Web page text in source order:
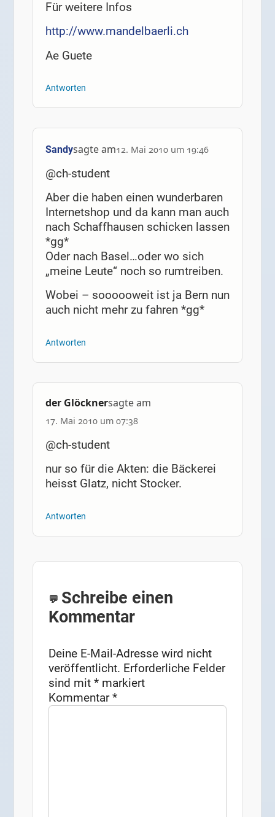
Für weitere Infos
http://www.mandelbaerli.ch
Ae Guete
Antworten
Sandysagte am12. Mai 2010 um 19:46
@ch-student
Aber die haben einen wunderbaren
Internetshop und da kann man auch
nach Schaffhausen schicken lassen
*gg*
Oder nach Basel…oder wo sich
„meine Leute“ noch so rumtreiben.
Wobei – soooooweit ist ja Bern nun
auch nicht mehr zu fahren *gg*
Antworten
der Glöcknersagte am
17. Mai 2010 um 07:38
@ch-student
nur so für die Akten: die Bäckerei
heisst Glatz, nicht Stocker.
Antworten
Schreibe einen
Kommentar
Deine E-Mail-Adresse wird nicht
veröffentlicht. Erforderliche Felder
sind mit* markiert
Kommentar*